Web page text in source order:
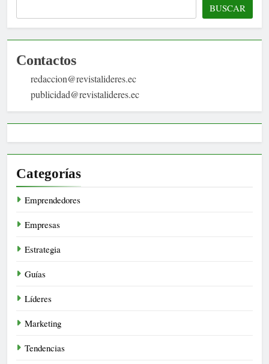
BUSCAR
Contactos
redaccion@revistalideres.ec
publicidad@revistalideres.ec
Categorías
Emprendedores
Empresas
Estrategia
Guías
Líderes
Marketing
Tendencias